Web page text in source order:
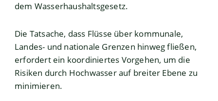
dem Wasserhaushaltsgesetz.
Die Tatsache, dass Flüsse über kommunale,
Landes- und nationale Grenzen hinweg fließen,
erfordert ein koordiniertes Vorgehen, um die
Risiken durch Hochwasser auf breiter Ebene zu
minimieren.